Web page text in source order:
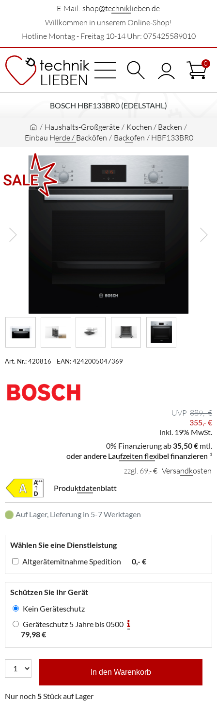
E-Mail: shop@techniklieben.de
Willkommen in unserem Online-Shop!
Hotline Montag - Freitag 10-14 Uhr: 075425589010
0
BOSCH HBF133BR0 (EDELSTAHL)
/ Haushalts-Großgeräte / Kochen / Backen /
Einbau Herde / Backöfen / Backofen / HBF133BR0
Art. Nr.: 420816 EAN: 4242005047369
889,- €
355,- €
inkl. 19% MwSt.
0% Finanzierung ab 35,50 € mtl.
oder andere Laufzeiten flexibel finanzieren ¹
zzgl. 69,- € Versandkosten
Produktdatenblatt
Auf Lager, Lieferung in 5-7 Werktagen
Wählen Sie eine Dienstleistung
Altgerätemitnahme Spedition
0,- €
Schützen Sie Ihr Gerät
Kein Geräteschutz
Geräteschutz 5 Jahre bis 0500
79,98 €
In den Warenkorb
Nur noch 5 Stück auf Lager